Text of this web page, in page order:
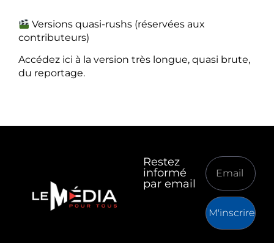
Versions quasi-rushs (réservées aux
contributeurs)
Accédez ici à la version très longue, quasi brute,
du reportage.
Restez
informé
par email
M'inscrire